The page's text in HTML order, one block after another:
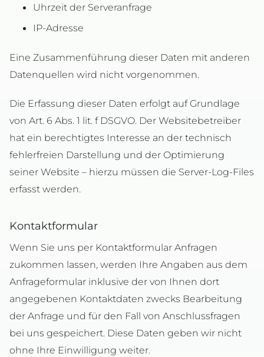
Uhrzeit der Serveranfrage
IP-Adresse
Eine Zusammenführung dieser Daten mit anderen
Datenquellen wird nicht vorgenommen.
Die Erfassung dieser Daten erfolgt auf Grundlage
von Art. 6 Abs. 1 lit. f DSGVO. Der Websitebetreiber
hat ein berechtigtes Interesse an der technisch
fehlerfreien Darstellung und der Optimierung
seiner Website – hierzu müssen die Server-Log-Files
erfasst werden.
Kontaktformular
Wenn Sie uns per Kontaktformular Anfragen
zukommen lassen, werden Ihre Angaben aus dem
Anfrageformular inklusive der von Ihnen dort
angegebenen Kontaktdaten zwecks Bearbeitung
der Anfrage und für den Fall von Anschlussfragen
bei uns gespeichert. Diese Daten geben wir nicht
ohne Ihre Einwilligung weiter.